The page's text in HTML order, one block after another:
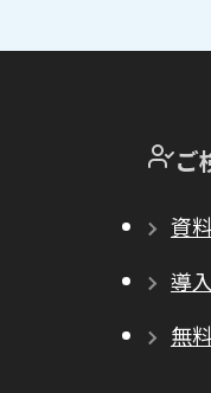
ご
資
導
無